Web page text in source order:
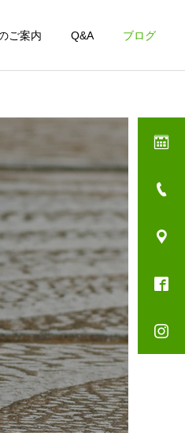
ご案内 Q&A ブログ
みる
怪我
スタッフ日記
☆ ～ 滝 ～ ☆